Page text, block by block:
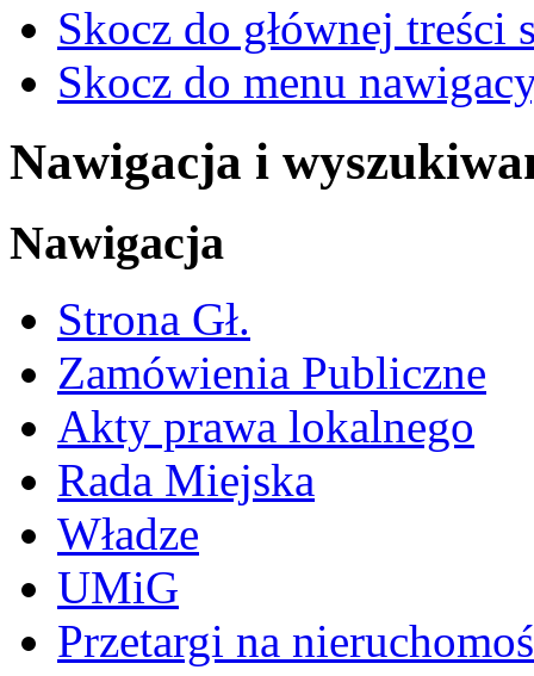
Skocz do głównej treści
Skocz do menu
Nawigacja i
Nawigacja
Strona Gł.
Zamówienia Publiczne
Akty prawa lokalnego
Rada Miejska
Władze
UMiG
Przetargi na